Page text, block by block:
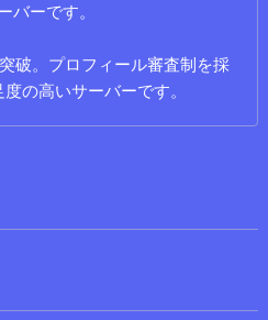
バーです。
破。プロフィール審査制を採
の高いサーバーです。